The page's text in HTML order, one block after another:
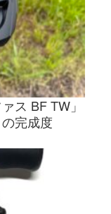
ス BF TW」
完成度